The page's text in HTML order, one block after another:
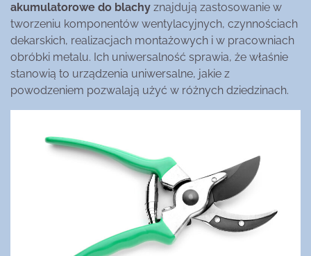
akumulatorowe do blachy znajdują zastosowanie w
tworzeniu komponentów wentylacyjnych, czynnościach
dekarskich, realizacjach montażowych i w pracowniach
obróbki metalu. Ich uniwersalność sprawia, że właśnie
stanowią to urządzenia uniwersalne, jakie z
powodzeniem pozwalają użyć w różnych dziedzinach.